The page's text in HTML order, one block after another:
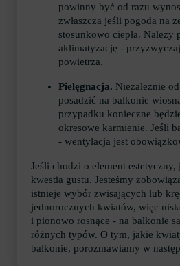
powinny być od razu
zwłaszcza jeśli pogoda na
stosunkowo ciepła. Należy
aklimatyzację -
powietrza.
Pielęgnacja. Niezależnie
posadzić na balkonie
przypadku konieczne
okresowe karmienie. Jeśli
- wentylacja jest
Jeśli chodzi o element estetyczny,
kwestia gustu. Jesteśmy
istnieje wybór zwisających lub
jednorocznych kwiatów, więc
i pionowo rosnące - na balkonie
różnych typów. O tym, jakie
balkonie, porozmawiamy w